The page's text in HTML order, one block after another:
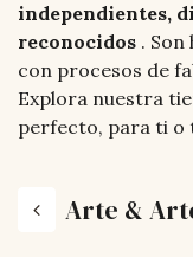
independientes,
reconocidos .
con procesos de
Explora nuestra
perfecto, para ti o
Arte &